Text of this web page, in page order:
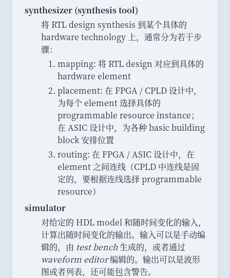
synthesizer (synthesis tool)
将 RTL design synthesis 到某个具体的
hardware technology 上， 通常分为若干步
骤：
mapping: 将 RTL design 对应到具体的
hardware element
placement: 在 FPGA / CPLD 设计中，
为每个 element 选择具体的
programmable resource instance；
在 ASIC 设计中， 为各种 basic building
block 安排位置
routing: 在 FPGA / ASIC 设计中， 在
element 之间连线 （CPLD 中连线是固
定的， 要根据连线选择 programmable
resource）
simulator
对给定的 HDL model 和随时间变化的输入，
计算出随时间变化的输出。 输入可以是手动编
辑的， 由 test bench生成的， 或者通过
waveform editor编辑的。 输出可以是波形
图或者列表， 还可能包含警告。